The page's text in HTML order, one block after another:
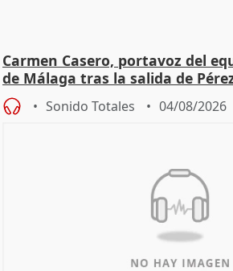
Carmen Casero, portavoz del
de Málaga tras la salida de
Sonido Totales 04/08/2026